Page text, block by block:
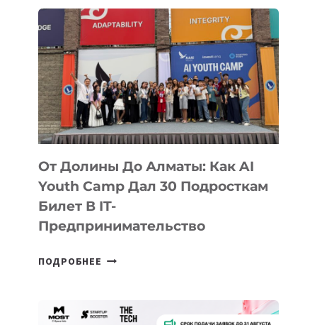
От Долины До Алматы: Как AI
Youth Camp Дал 30 Подросткам
Билет В IT-
Предпринимательство
ПОДРОБНЕЕ ОТ
АЛМАТЫ: